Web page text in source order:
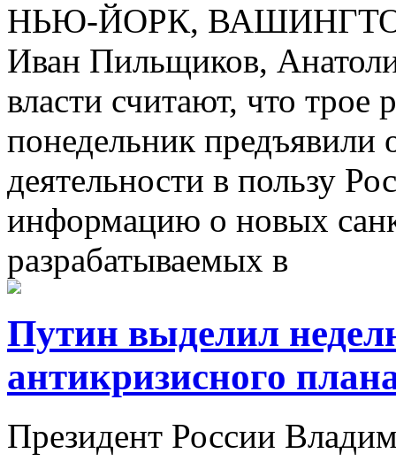
НЬЮ-ЙОРК,
Иван Пильщиков,
власти считают, что трое
понедельник предъявили
деятельности в пользу
информацию о новых
разрабатываемых в
Путин выделил
антикризисного
Президент России